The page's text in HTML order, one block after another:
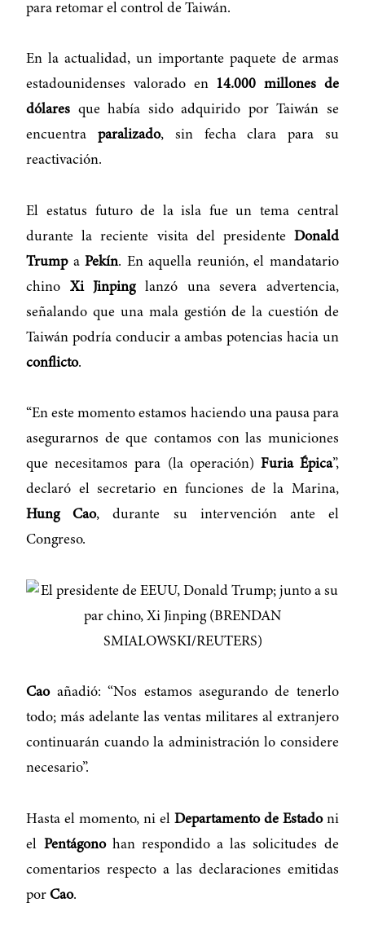
para retomar el control de Taiwán.
En la actualidad, un importante paquete de armas
estadounidenses valorado en 14.000 millones de
dólares que había sido adquirido por Taiwán se
encuentraparalizado, sin fecha clara para su
reactivación.
El estatus futuro de la isla fue un tema central
durante la reciente visita del presidente Donald
TrumpaPekín. En aquella reunión, el mandatario
chino Xi Jinpinglanzó una severa advertencia,
señalando que una mala gestión de la cuestión de
Taiwán podría conducir a ambas potencias hacia un
conflicto.
“En este momento estamos haciendo una pausa para
asegurarnos de que contamos con las municiones
que necesitamos para (la operación) Furia Épica”,
declaró el secretario en funciones de la Marina,
Hung Cao, durante su intervención ante el
Congreso.
Caoañadió: “Nos estamos asegurando de tenerlo
todo; más adelante las ventas militares al extranjero
continuarán cuando la administración lo considere
necesario”.
Hasta el momento, ni el Departamento de Estadoni
el Pentágonohan respondido a las solicitudes de
comentarios respecto a las declaraciones emitidas
porCao.